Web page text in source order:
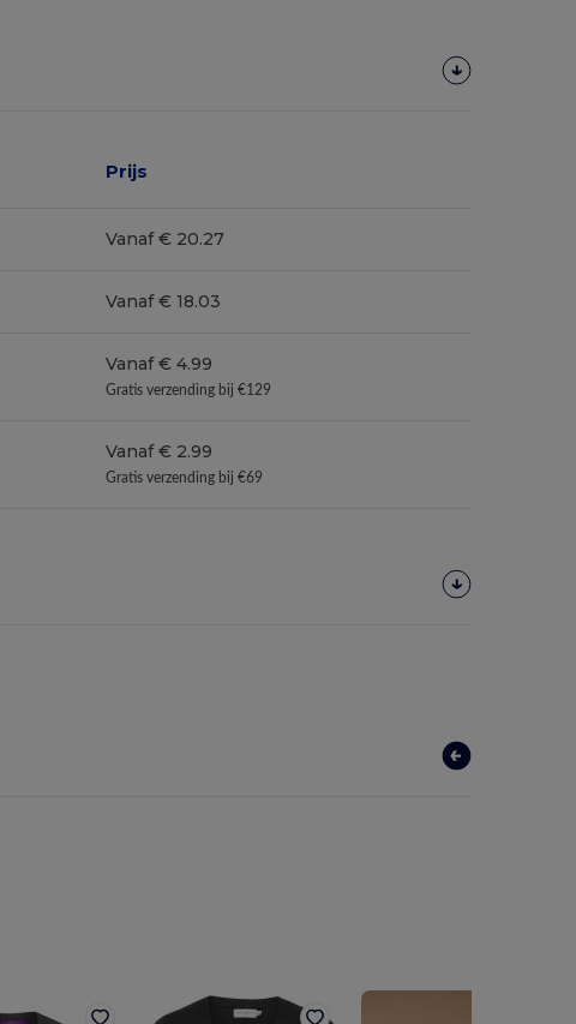
Prijs
Vanaf € 20.27
Vanaf € 18.03
Vanaf € 4.99
Gratis verzending bij €129
Vanaf € 2.99
Gratis verzending bij €69